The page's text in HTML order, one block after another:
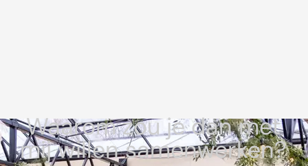
Waarom zou je dan met
mij willen samenwerken?